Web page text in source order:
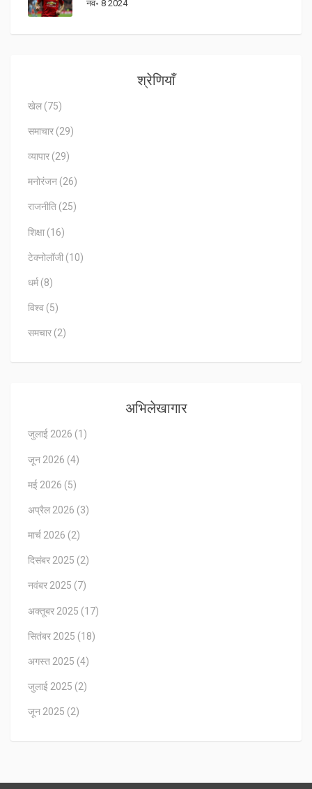
नव॰ 8 2024
श्रेणियाँ
खेल (75)
समाचार (29)
व्यापार (29)
मनोरंजन (26)
राजनीति (25)
शिक्षा (16)
टेक्नोलॉजी (10)
धर्म (8)
विश्व (5)
समचार (2)
अभिलेखागार
जुलाई 2026 (1)
जून 2026 (4)
मई 2026 (5)
अप्रैल 2026 (3)
मार्च 2026 (2)
दिसंबर 2025 (2)
नवंबर 2025 (7)
अक्तूबर 2025 (17)
सितंबर 2025 (18)
अगस्त 2025 (4)
जुलाई 2025 (2)
जून 2025 (2)